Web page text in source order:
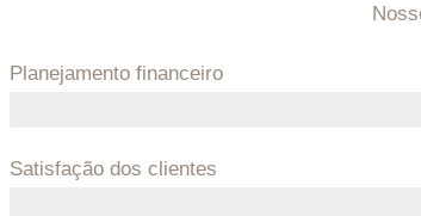
Planejamento financeiro
Satisfação dos clientes